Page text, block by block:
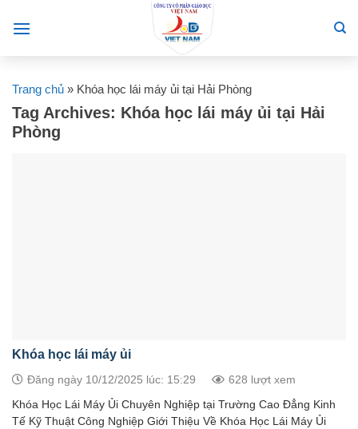
Trang chủ » Khóa học lái máy ủi tại Hải Phòng
Tag Archives: Khóa học lái máy ủi tại Hải
Phòng
Khóa học lái máy ủi
Đăng ngày 10/12/2025 lúc: 15:29 628 lượt xem
Khóa Học Lái Máy Ủi Chuyên Nghiệp tại Trường Cao Đẳng Kinh
Tế Kỹ Thuật Công Nghiệp Giới Thiệu Về Khóa Học Lái Máy Ủi